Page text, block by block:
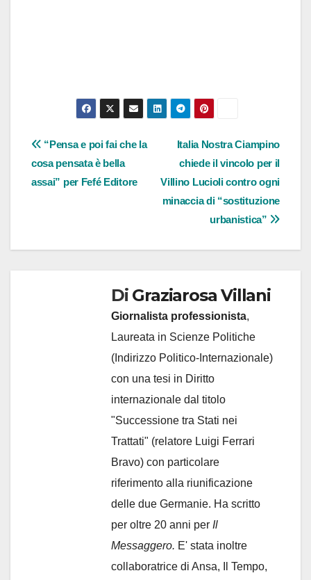
Navigazione
articoli
Italia Nostra Ciampino
chiede il vincolo per il
Villino Lucioli contro ogni
minaccia di “sostituzione
urbanistica”
“Pensa e poi fai che la
cosa pensata è bella
assai” per Fefé Editore
Di Graziarosa Villani
Giornalista professionista,
Laureata in Scienze Politiche
(Indirizzo Politico-Internazionale)
con una tesi in Diritto
internazionale dal titolo
"Successione tra Stati nei
Trattati" (relatore Luigi Ferrari
Bravo) con particolare
riferimento alla riunificazione
delle due Germanie. Ha scritto
per oltre 20 anni per Il
Messaggero. E' stata inoltre
collaboratrice di Ansa, Il Tempo,